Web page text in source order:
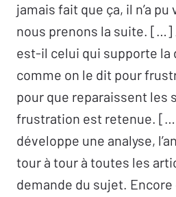
jamais fait que ça, il n’a
nous prenons la suite. […]
est-il celui qui supporte la
comme on le dit pour
pour que reparaissent les
frustration est retenue.
développe une analyse,
tour à tour à toutes les
demande du sujet.